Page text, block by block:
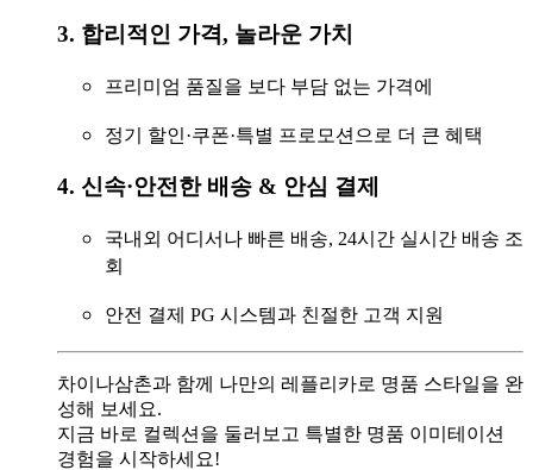
3. 합리적인 가격, 놀라운 가치
프리미엄 품질을 보다 부담 없는 가격에
정기 할인·쿠폰·특별 프로모션으로 더 큰 혜택
4. 신속·안전한 배송 & 안심 결제
국내외 어디서나 빠른 배송, 24시간 실시간 배송 조
회
안전 결제 PG 시스템과 친절한 고객 지원
차이나삼촌과 함께 나만의 레플리카로 명품 스타일을 완
성해 보세요.
지금 바로 컬렉션을 둘러보고 특별한 명품 이미테이션
경험을 시작하세요!